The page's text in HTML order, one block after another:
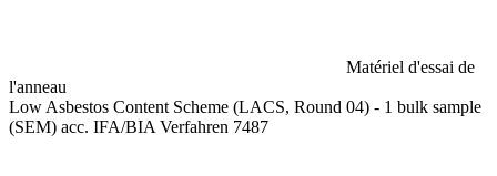
Matériel d'essai de
l'anneau
Low Asbestos Content Scheme (LACS, Round 04) - 1 bulk sample
(SEM) acc. IFA/BIA Verfahren 7487